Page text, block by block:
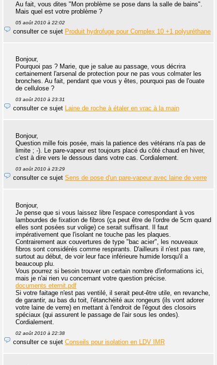
Au fait, vous dites "Mon problème se pose dans la salle de bains".
Mais quel est votre problème ?
05 août 2010 à 22:02
consulter ce sujet Produit hydrofuge pour Complex 10 +1 polyuréthane
Bonjour,
Pourquoi pas ? Marie, que je salue au passage, vous décrira
certainement l'arsenal de protection pour ne pas vous colmater les
bronches. Au fait, pendant que vous y êtes, pourquoi pas de l'ouate
de cellulose ?
03 août 2010 à 23:31
consulter ce sujet Laine de roche à étaler en vrac à la main
Bonjour,
Question mille fois posée, mais la patience des vétérans n'a pas de
limite ; -). Le pare-vapeur est toujours placé du côté chaud en hiver,
c'est à dire vers le dessous dans votre cas. Cordialement.
03 août 2010 à 23:29
consulter ce sujet Sens de pose d'un pare-vapeur avec laine de verre
Bonjour,
Je pense que si vous laissez libre l'espace correspondant à vos
lambourdes de fixation de fibros (ça peut être de l'ordre de 5cm quand
elles sont posées sur volige) ce serait suffisant. Il faut
impérativement que l'isolant ne touche pas les plaques.
Contrairement aux couvertures de type "bac acier", les nouveaux
fibros sont considérés comme respirants. D'ailleurs il n'est pas rare,
surtout au début, de voir leur face inférieure humide lorsqu'il a
beaucoup plu.
Vous pourrez si besoin trouver un certain nombre d'informations ici,
mais je n'ai rien vu concernant votre question précise.
documents eternit.pdf
Si votre faitage n'est pas ventilé, il serait peut-être utile, en revanche,
de garantir, au bas du toit, l'étanchéité aux rongeurs (ils vont adorer
votre laine de verre) en mettant à l'endroit de l'égout des closoirs
spéciaux (qui assurent le passage de l'air sous les ondes).
Cordialement.
02 août 2010 à 22:38
consulter ce sujet Conseils pour isolation en LDV IMR